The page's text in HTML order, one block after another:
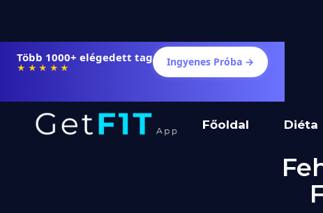
Főoldal Diéta
Több 1000+ elégedett tag
★★★★★ Ingyenes Próba →